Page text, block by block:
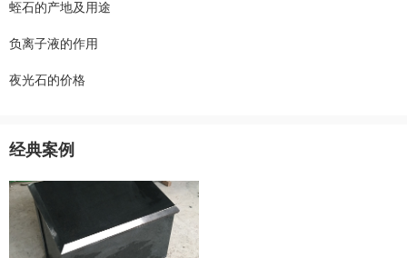
蛭石的产地及用途
负离子液的作用
夜光石的价格
经典案例